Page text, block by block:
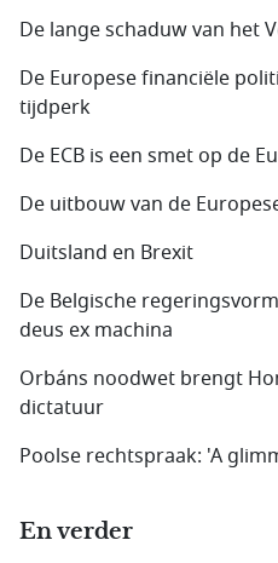
De lange schaduw van het
De Europese financiële
tijdperk
De ECB is een smet op de
De uitbouw van de
Duitsland en Brexit
De Belgische
deus ex machina
Orbáns noodwet brengt
dictatuur
Poolse rechtspraak: 'A
En verder